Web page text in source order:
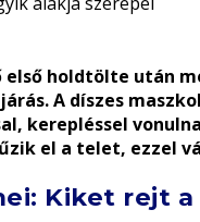
holdtölte után
. A díszes
kerepléssel
el a telet, ezzel
Kiket rejt a